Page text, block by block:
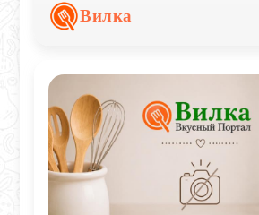
закуску с насыщенным и
сбалансированным вкусом.
Вилка